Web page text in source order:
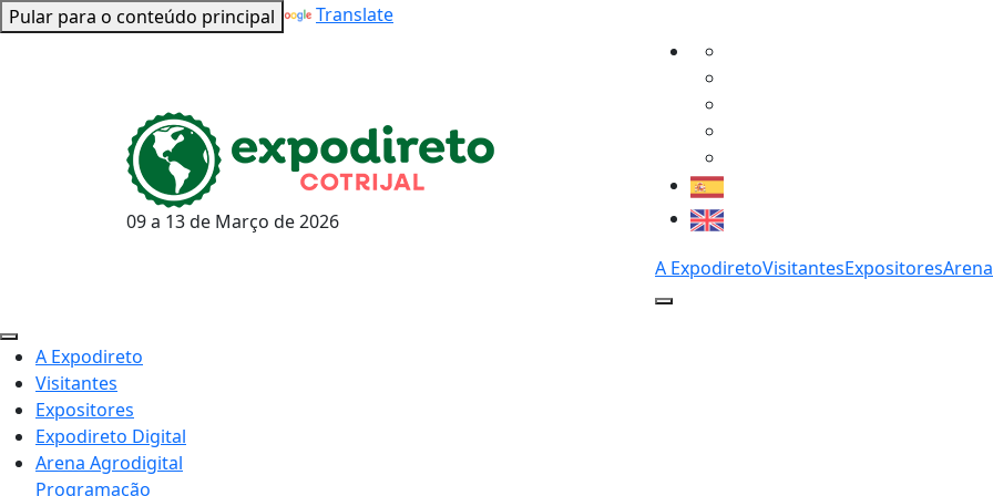
Powered by Translate
Pular para o conteúdo principal
09 a 13 de Março de 2026
A ExpodiretoVisitantesExpositores
A Expodireto
Visitantes
Expositores
Expodireto Digital
Arena Agrodigital
Programação